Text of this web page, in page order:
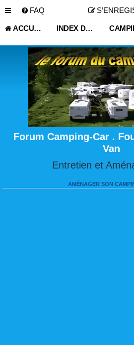
FAQ
ACCUEIL INDEX DU FORUM
Forum Camping-Car .
Van
Entretien et
AMÉNAGER SON